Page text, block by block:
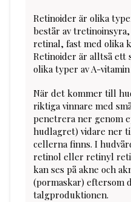
Retinoider är olika
består av
retinal, fast med olika
Retinoider är alltså ett
olika typer av A-
När det kommer till
riktiga vinnare med
penetrera ner genom
hudlagret) vidare ner
cellerna finns. I
retinol eller retinyl
kan ses på akne och
(pormaskar) eftersom
talgproduktionen.